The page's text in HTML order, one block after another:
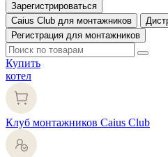
Зарегистрироваться
Caius Club для монтажников
Регистрация для монтажников
Купить
котел
Клуб монтажников Caius Club